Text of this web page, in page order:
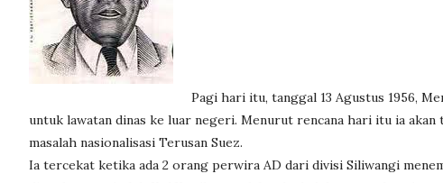
Pagi hari itu, tanggal 13 Agustus 1956,
untuk lawatan dinas ke luar negeri. Menurut rencana hari itu ia
masalah nasionalisasi Terusan Suez.
Ia tercekat ketika ada 2 orang perwira AD dari divisi Siliwangi